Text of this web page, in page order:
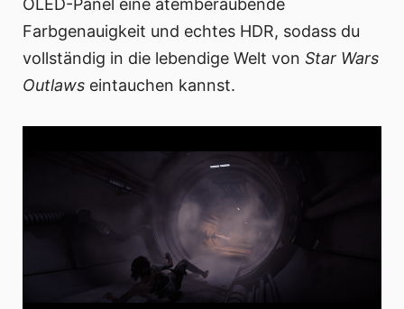
OLED-Panel eine atemberaubende
Farbgenauigkeit und echtes HDR, sodass du
vollständig in die lebendige Welt von Star Wars
Outlaws eintauchen kannst.